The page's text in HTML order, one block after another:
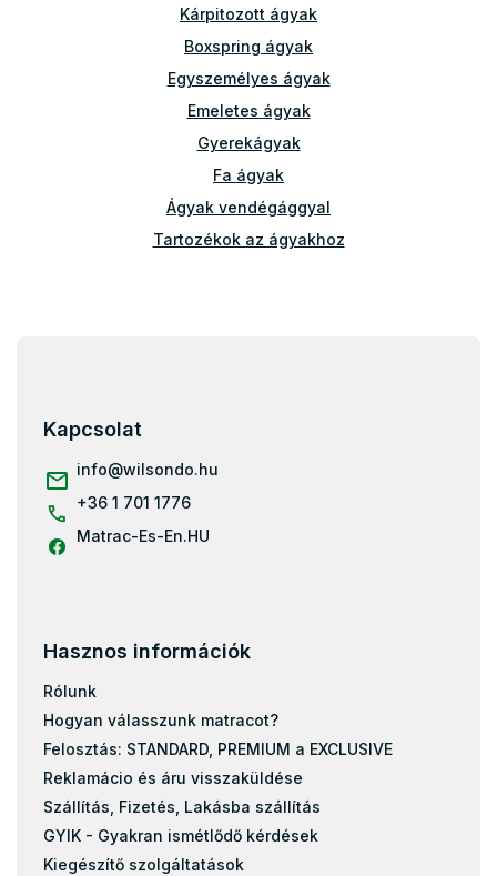
n
y
í
t
á
s
e
l
e
m
e
i
Kárpitozott ágyak
Boxspring ágyak
Egyszemélyes ágyak
Emeletes ágyak
Gyerekágyak
Fa ágyak
Ágyak vendégággyal
Tartozékok az ágyakhoz
Ágyrácsok 80x200
Ágyrácsok 70x140
Ágyrácsok 80x160
Ágyrácsok 100x200
Kapcsolat
info@wilsondo.hu
+36 1 701 1776
Matrac-Es-En.HU
Hasznos információk
Rólunk
Hogyan válasszunk matracot?
Felosztás: STANDARD, PREMIUM a EXCLUSIVE
Reklamácio és áru visszaküldése
Szállítás, Fizetés, Lakásba szállítás
GYIK - Gyakran ismétlődő kérdések
Kiegészítő szolgáltatások